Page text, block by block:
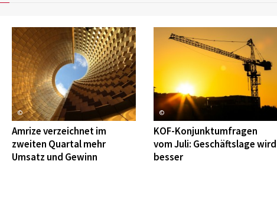
©
Amrize verzeichnet im
zweiten Quartal mehr
Umsatz und Gewinn
©
KOF-Konjunktumfragen
vom Juli: Geschäftslage wird
besser